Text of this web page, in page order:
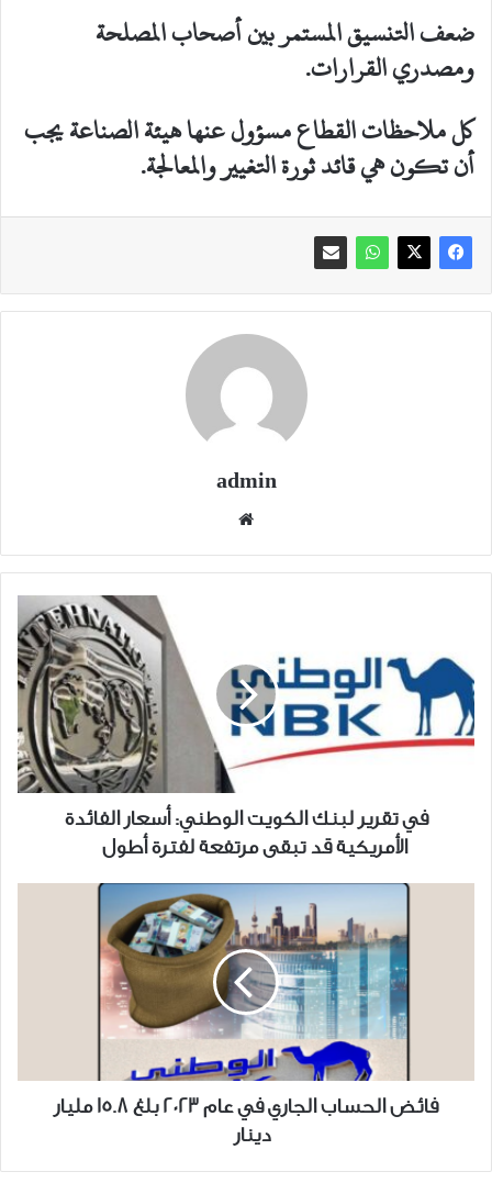
ضعف التنسيق المستمر بين أصحاب المصلحة
ومصدري القرارات.
كل ملاحظات القطاع مسؤول عنها هيئة الصناعة يجب
أن تكون هي قائد ثورة التغيير والمعالجة.
admin
لبنك
الكويت
الوطني:
أسعار
الفائدة
لفترة
في تقرير لبنك الكويت الوطني: أسعار الفائدة
الأمريكية قد تبقى مرتفعة لفترة أطول
فائض
15.8
مليار
دينار
فائض الحساب الجاري في عام 2023 بلغ 15.8 مليار
دينار